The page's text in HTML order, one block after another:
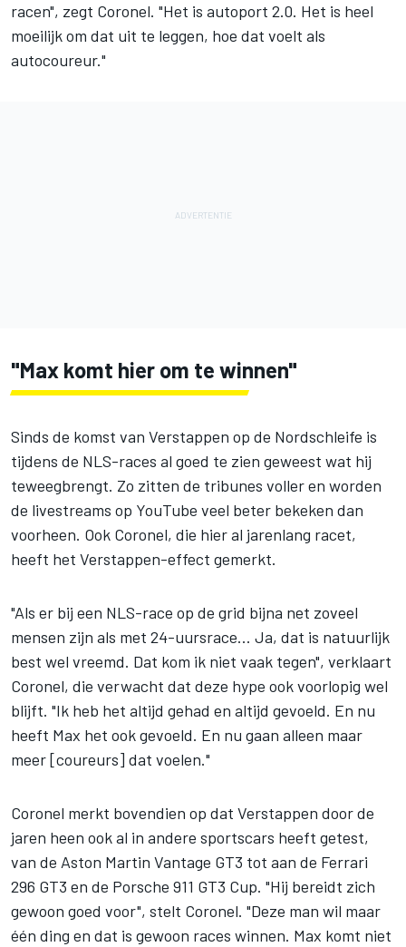
racen", zegt Coronel. "Het is autoport 2.0. Het is heel
moeilijk om dat uit te leggen, hoe dat voelt als
autocoureur."
"Max komt hier om te winnen"
Sinds de komst van Verstappen op de Nordschleife is
tijdens de NLS-races al goed te zien geweest wat hij
teweegbrengt. Zo zitten de tribunes voller en worden
de livestreams op YouTube veel beter bekeken dan
voorheen. Ook Coronel, die hier al jarenlang racet,
heeft het Verstappen-effect gemerkt.
"Als er bij een NLS-race op de grid bijna net zoveel
mensen zijn als met 24-uursrace... Ja, dat is natuurlijk
best wel vreemd. Dat kom ik niet vaak tegen", verklaart
Coronel, die verwacht dat deze hype ook voorlopig wel
blijft. "Ik heb het altijd gehad en altijd gevoeld. En nu
heeft Max het ook gevoeld. En nu gaan alleen maar
meer [coureurs] dat voelen."
Coronel merkt bovendien op dat Verstappen door de
jaren heen ook al in andere sportscars heeft getest,
van de Aston Martin Vantage GT3 tot aan de Ferrari
296 GT3 en de Porsche 911 GT3 Cup. "Hij bereidt zich
gewoon goed voor", stelt Coronel. "Deze man wil maar
één ding en dat is gewoon races winnen. Max komt niet